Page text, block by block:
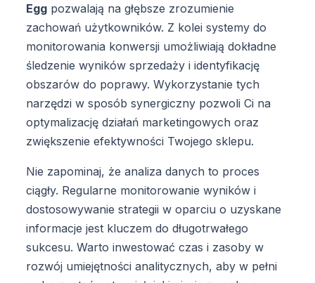
Egg pozwalają na głębsze zrozumienie
zachowań użytkowników. Z kolei systemy do
monitorowania konwersji umożliwiają dokładne
śledzenie wyników sprzedaży i identyfikację
obszarów do poprawy. Wykorzystanie tych
narzędzi w sposób synergiczny pozwoli Ci na
optymalizację działań marketingowych oraz
zwiększenie efektywności Twojego sklepu.
Nie zapominaj, że analiza danych to proces
ciągły. Regularne monitorowanie wyników i
dostosowywanie strategii w oparciu o uzyskane
informacje jest kluczem do długotrwałego
sukcesu. Warto inwestować czas i zasoby w
rozwój umiejętności analitycznych, aby w pełni